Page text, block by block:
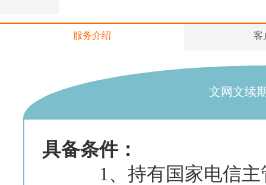
服务介绍 客
文网文续
具备条件：
1、持有国家电信主管